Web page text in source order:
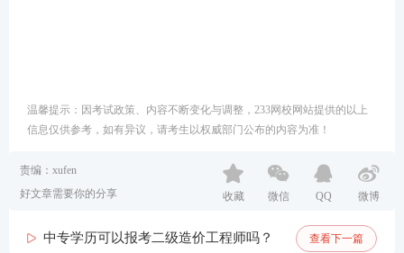
温馨提示：因考试政策、内容不断变化与调整，233网校网站提供的以上
信息仅供参考，如有异议，请考生以权威部门公布的内容为准！
责编：xufen
好文章需要你的分享
收藏 微信 QQ 微博
中专学历可以报考二级造价工程师吗？ 查看下一篇